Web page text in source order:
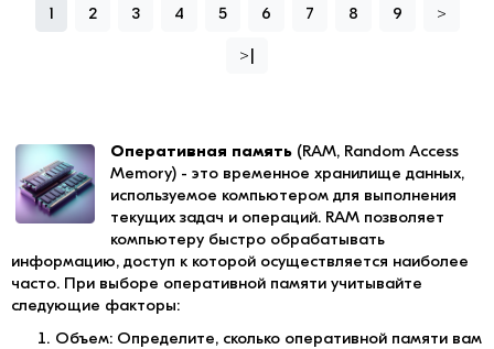
1 2 3 4 5 6 7 8 9 >
>|
Оперативная память (RAM, Random Access
Memory) - это временное хранилище данных,
используемое компьютером для выполнения
текущих задач и операций. RAM позволяет
компьютеру быстро обрабатывать
информацию, доступ к которой осуществляется наиболее
часто. При выборе оперативной памяти учитывайте
следующие факторы:
Объем: Определите, сколько оперативной памяти вам